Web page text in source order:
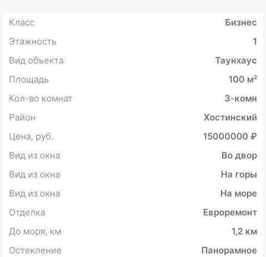
Класс
Бизнес
Этажность
1
Вид объекта
Таунхаус
Площадь
100 м²
Кол-во комнат
3-комн
Район
Хостинский
Цена, руб.
15000000 ₽
Вид из окна
Во двор
Вид из окна
На горы
Вид из окна
На море
Отделка
Евроремонт
До моря, км
1,2 км
Остекление
Панорамное